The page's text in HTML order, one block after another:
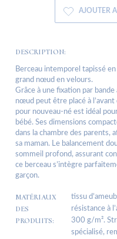
AJOUTER
DESCRIPTION:
Berceau intemporel tapissé
grand nœud en velours.
Grâce à une fixation par
nœud peut être placé à
pour nouveau-né est idéal
bébé. Ses dimensions
dans la chambre des parents,
sa maman. Le balancement
sommeil profond, assurant
ce berceau s’intègre
garçon.
MATÉRIAUX
DES
PRODUITS:
tissu
résistance à
300 g/m².
spécialisé,